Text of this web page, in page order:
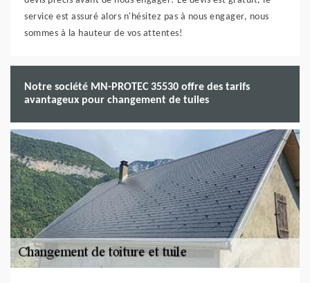
service est assuré alors n'hésitez pas à nous engager, nous
sommes à la hauteur de vos attentes!
Notre société MN-PROTEC 35530 offre des tarifs
avantageux pour changement de tuiles